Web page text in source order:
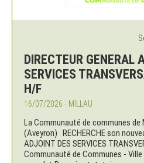
DIRECTEUR GENERAL
SERVICES
H/F
16/07/2026 - MILLAU
La Communauté de communes de
(Aveyron) RECHERCHE son
ADJOINT DES SERVICES
Communauté de Communes -